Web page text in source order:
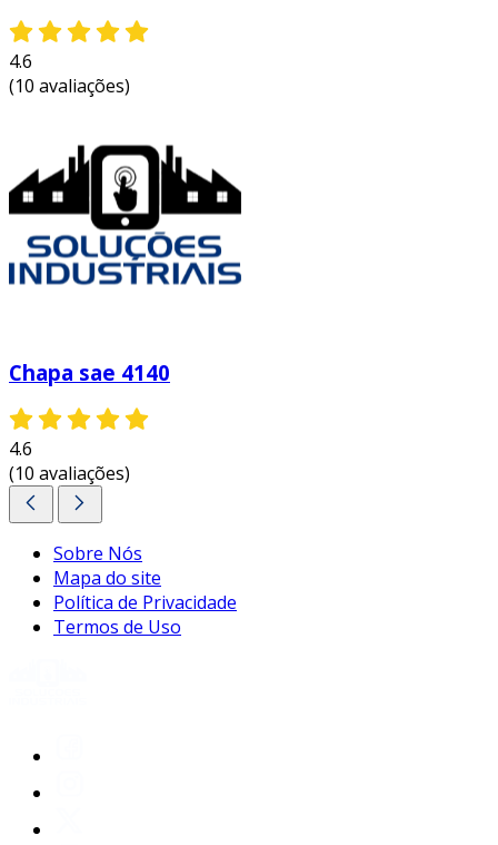
4.6
(10 avaliações)
Chapa sae 4140
4.6
(10 avaliações)
Sobre Nós
Mapa do site
Política de Privacidade
Termos de Uso